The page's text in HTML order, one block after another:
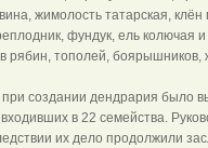
жимолость татарская,
фундук, ель колючая
рябин, тополей, боярышников,
при создании дендрария было
в 22 семейства.
их дело продолжили